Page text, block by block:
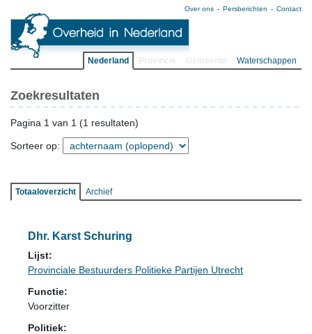
Over ons Persberichten Contact
Nederland Waterschappen
Zoekresultaten
Pagina 1 van 1 (1 resultaten)
Sorteer op:
Totaaloverzicht Archief
Dhr. Karst Schuring
Lijst:
Provinciale Bestuurders Politieke Partijen Utrecht
Functie:
Voorzitter
Politiek: